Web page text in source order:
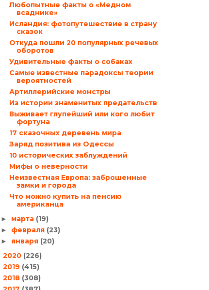
Любопытные факты о «Медном
всаднике»
Исландия: фотопутешествие в страну
сказок
Откуда пошли 20 популярных речевых
оборотов
Удивительные факты о собаках
Самые известные парадоксы теории
вероятностей
Артиллерийские монстры
Из истории знаменитых предательств
Выживает глупейший или кого любит
фортуна
17 сказочных деревень мира
Заряд позитива из Одессы
10 исторических заблуждений
Мифы о неверности
Неизвестная Европа: заброшенные
замки и города
Что можно купить на пенсию
американца
► марта (19)
► февраля (23)
► января (20)
2020 (226)
2019 (415)
2018 (308)